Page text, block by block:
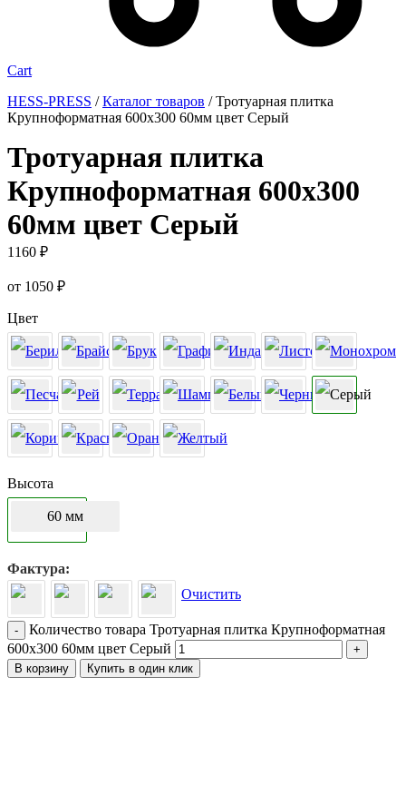
Cart
HESS-PRESS /Каталог товаров /Тротуарная плитка
Крупноформатная 600х300 60мм цвет Серый
Тротуарная плитка
Крупноформатная 600х300
60мм цвет Серый
1160 ₽
от 1050 ₽
Цвет
Высота
60 мм
Фактура
Очистить
-
Количество товара Тротуарная плитка Крупноформатная
600х300 60мм цвет Серый
+
В корзину
Купить в один клик